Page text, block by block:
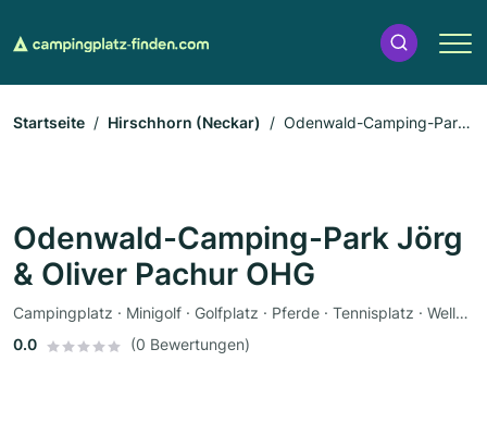
Startseite Hirschhorn (Neckar)
Odenwald-Camping-Park
Odenwald-Camping-Park Jörg
& Oliver Pachur OHG
Campingplatz · Minigolf · Golfplatz · Pferde · Tennisplatz · Wellness · Restaurant · Bademöglichkeit · Bootsverleih · Imbiss · Zeltplatz · Wohnmobile · Parkplätze
0.0
(0 Bewertungen)